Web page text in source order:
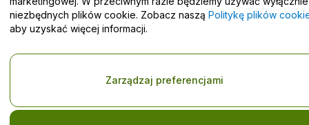
Korzystanie z tej strony internetowej oznacza akceptację
Polityki prywatnościoraz Polityki dotyczącej plików
Prośba o nieudostępnianie danych osobowych / Twoje wybory w
niezbędnych plików cookie. Zobacz naszą Politykę plików
aby uzyskać więcej informacji.
Zarządzaj preferencjami